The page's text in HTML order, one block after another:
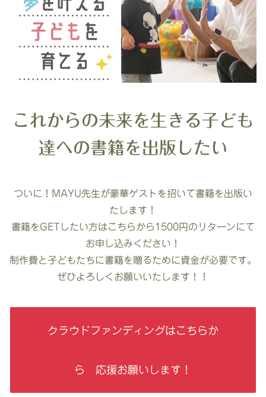
これからの未来を生きる子ども
達への書籍を出版したい
ついに！MAYU先生が豪華ゲストを招いて書籍を出版い
たします！
書籍をGETしたい方はこちらから1500円のリターンにて
お申し込みください！
制作費と子どもたちに書籍を贈るために資金が必要です。
ぜひよろしくお願いいたします！！
クラウドファンディングはこちらか
ら 応援お願いします！